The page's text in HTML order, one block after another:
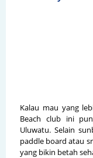
Kalau mau yang
Beach club ini
Uluwatu. Selain
paddle board atau
yang bikin betah